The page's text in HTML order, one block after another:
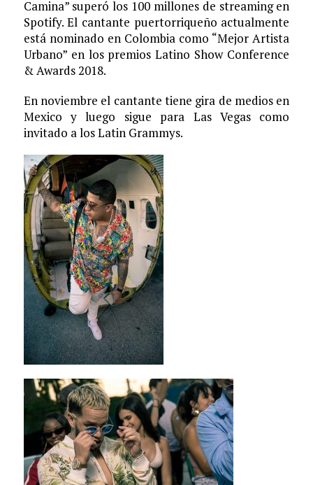
Camina” superó los 100 millones de streaming en
Spotify. El cantante puertorriqueño actualmente
está nominado en Colombia como “Mejor Artista
Urbano” en los premios Latino Show Conference
& Awards 2018.
En noviembre el cantante tiene gira de medios en
Mexico y luego sigue para Las Vegas como
invitado a los Latin Grammys.